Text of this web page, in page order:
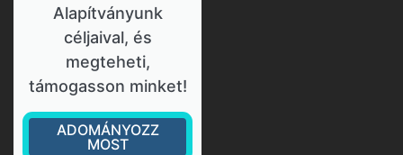
Alapítványunk
céljaival, és
megteheti,
támogasson minket!
ADOMÁNYOZZ
MOST